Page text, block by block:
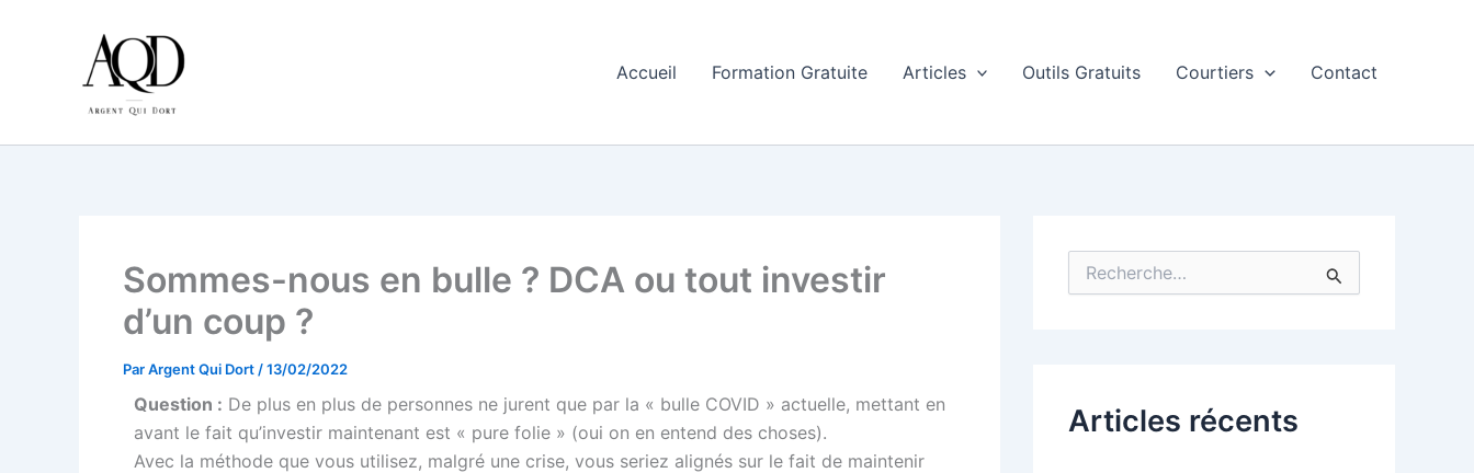
Accueil Formation Gratuite Articles Outils Gratuits Courtiers Contact
Sommes-nous en bulle ? DCA ou tout investir
d’un coup ?
ParArgent Qui Dort /13/02/2022
Question : De plus en plus de personnes ne jurent que par la « bulle COVID » actuelle, mettant en
avant le fait qu’investir maintenant est « pure folie » (oui on en entend des choses).
Avec la méthode que vous utilisez, malgré une crise, vous seriez alignés sur le fait de maintenir
e
h
Articles récents